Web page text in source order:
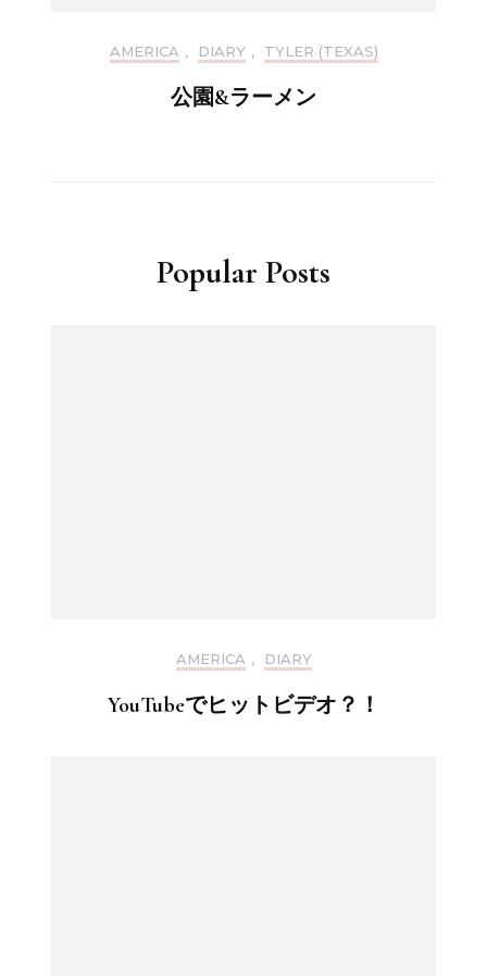
AMERICA , DIARY , TYLER (TEXAS)
公園&ラーメン
Popular Posts
AMERICA , DIARY
YouTubeでヒットビデオ？！